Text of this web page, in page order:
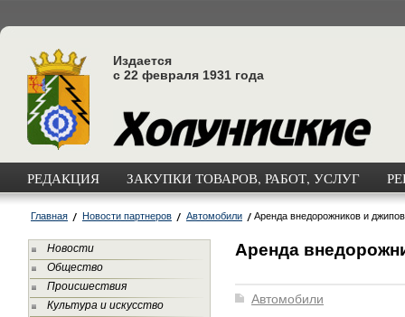
Издается
с 22 февраля 1931 года
РЕДАКЦИЯ ЗАКУПКИ ТОВАРОВ, РАБОТ, УСЛУГ
Главная Новости партнеров Автомобили Аренда внедорожников и джипов
Новости
Общество
Происшествия
Культура и искусство
Аренда
Автомобили